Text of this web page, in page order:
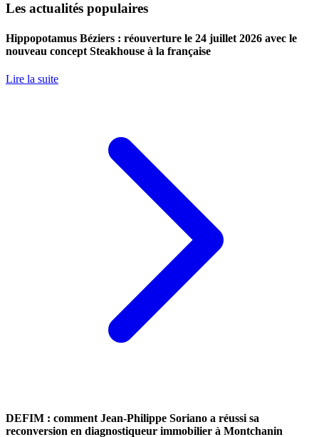
Les actualités populaires
Hippopotamus Béziers : réouverture le 24 juillet 2026 avec le
nouveau concept Steakhouse à la française
Lire la suite
DEFIM : comment Jean-Philippe Soriano a réussi sa
reconversion en diagnostiqueur immobilier à Montchanin